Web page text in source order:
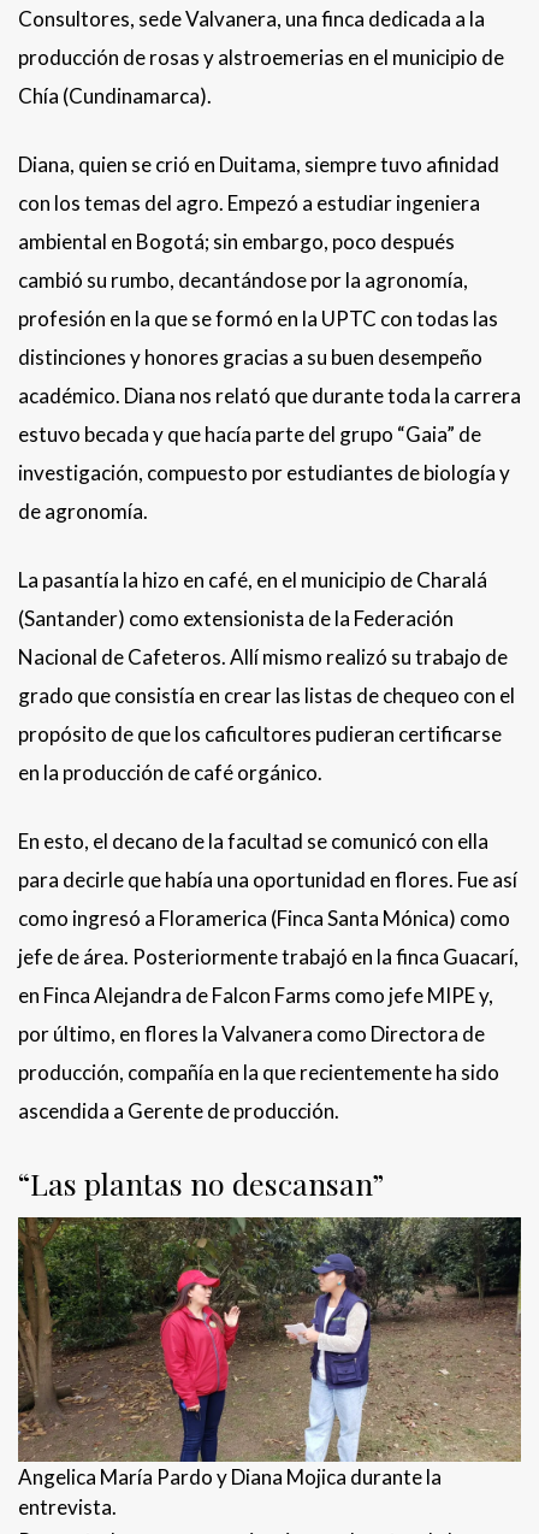
Consultores, sede Valvanera, una finca dedicada a la
producción de rosas y alstroemerias en el municipio de
Chía (Cundinamarca).
Diana, quien se crió en Duitama, siempre tuvo afinidad
con los temas del agro. Empezó a estudiar ingeniera
ambiental en Bogotá; sin embargo, poco después
cambió su rumbo, decantándose por la agronomía,
profesión en la que se formó en la UPTC con todas las
distinciones y honores gracias a su buen desempeño
académico. Diana nos relató que durante toda la carrera
estuvo becada y que hacía parte del grupo “Gaia” de
investigación, compuesto por estudiantes de biología y
de agronomía.
La pasantía la hizo en café, en el municipio de Charalá
(Santander) como extensionista de la Federación
Nacional de Cafeteros. Allí mismo realizó su trabajo de
grado que consistía en crear las listas de chequeo con el
propósito de que los caficultores pudieran certificarse
en la producción de café orgánico.
En esto, el decano de la facultad se comunicó con ella
para decirle que había una oportunidad en flores. Fue así
como ingresó a Floramerica (Finca Santa Mónica) como
jefe de área. Posteriormente trabajó en la finca Guacarí,
en Finca Alejandra de Falcon Farms como jefe MIPE y,
por último, en flores la Valvanera como Directora de
producción, compañía en la que recientemente ha sido
ascendida a Gerente de producción.
“Las plantas no descansan”
Angelica María Pardo y Diana Mojica durante la
entrevista.